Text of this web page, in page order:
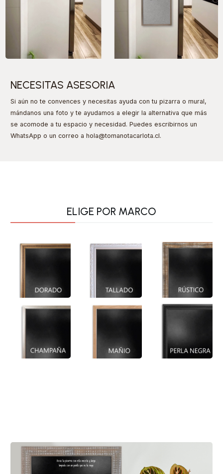
NECESITAS ASESORIA
Si aún no te convences y necesitas ayuda con tu pizarra o mural,
mándanos una foto y te ayudamos a elegir la alternativa que más
se acomode a tu espacio y necesidad. Puedes escribirnos un
WhatsApp o un correo a hola@tomanotacarlota.cl.
ELIGE POR MARCO